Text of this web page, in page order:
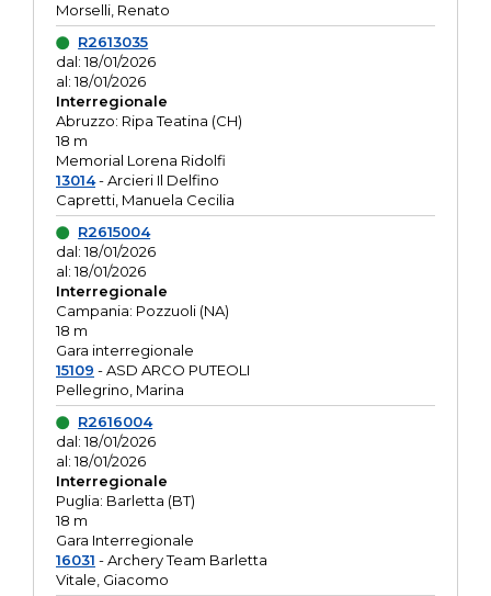
Morselli, Renato
R2613035
dal: 18/01/2026
al: 18/01/2026
Interregionale
Abruzzo: Ripa Teatina (CH)
18 m
Memorial Lorena Ridolfi
13014- Arcieri Il Delfino
Capretti, Manuela Cecilia
R2615004
dal: 18/01/2026
al: 18/01/2026
Interregionale
Campania: Pozzuoli (NA)
18 m
Gara interregionale
15109 - ASD ARCO PUTEOLI
Pellegrino, Marina
R2616004
dal: 18/01/2026
al: 18/01/2026
Interregionale
Puglia: Barletta (BT)
18 m
Gara Interregionale
16031 - Archery Team Barletta
Vitale, Giacomo